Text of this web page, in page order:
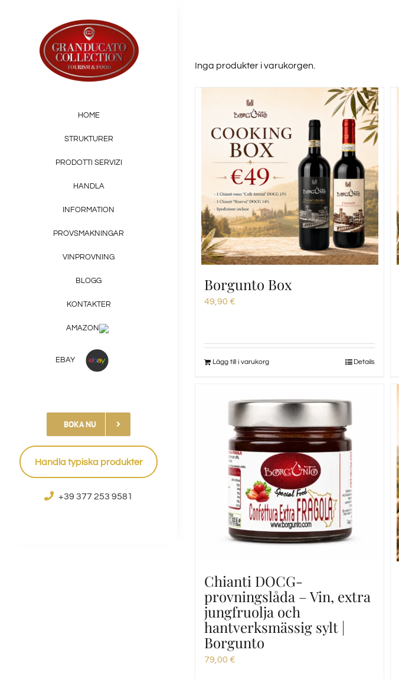
HOME
STRUKTURER
PRODOTTI SERVIZI
HANDLA
INFORMATION
PROVSMAKNINGAR
VINPROVNING
BLOGG
KONTAKTER
AMAZON
EBAY
BOKA NU
Handla typiska produkter
+39 377 253 9581
Inga produkter i varukorgen.
Borgunto Box
49,90 €
Lägg till i varukorg Details
Chianti DOCG-
provningslåda – Vin, extra
jungfruolja och
hantverksmässig sylt |
Borgunto
79,00 €